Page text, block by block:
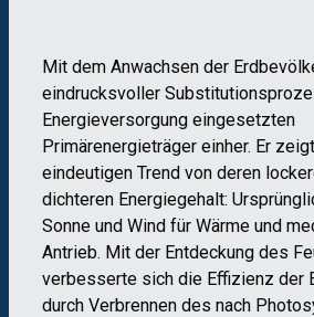
Mit dem Anwachsen der
eindrucksvoller
Energieversorgung eingesetzten
Primärenergieträger einher. Er
eindeutigen Trend von deren
dichteren Energiegehalt:
Sonne und Wind für Wärme und
Antrieb. Mit der Entdeckung des
verbesserte sich die Effizienz der
durch Verbrennen des nach